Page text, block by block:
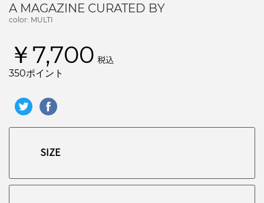
A MAGAZINE CURATED BY
color: MULTI
￥7,700 税込
350ポイント